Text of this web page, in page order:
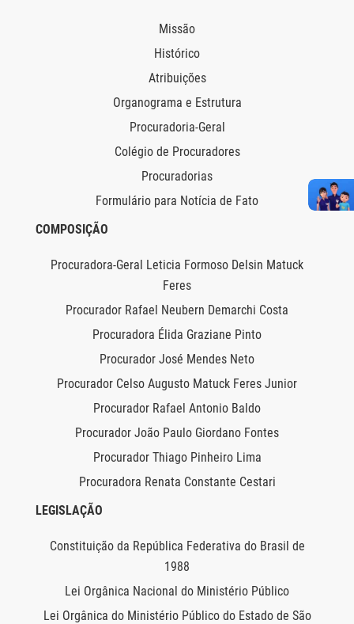
Missão
Histórico
Atribuições
Organograma e Estrutura
Procuradoria-Geral
Colégio de Procuradores
Procuradorias
Formulário para Notícia de Fato
COMPOSIÇÃO
Procuradora-Geral Leticia Formoso Delsin Matuck
Feres
Procurador Rafael Neubern Demarchi Costa
Procuradora Élida Graziane Pinto
Procurador José Mendes Neto
Procurador Celso Augusto Matuck Feres Junior
Procurador Rafael Antonio Baldo
Procurador João Paulo Giordano Fontes
Procurador Thiago Pinheiro Lima
Procuradora Renata Constante Cestari
LEGISLAÇÃO
Constituição da República Federativa do Brasil de
1988
Lei Orgânica Nacional do Ministério Público
Lei Orgânica do Ministério Público do Estado de São